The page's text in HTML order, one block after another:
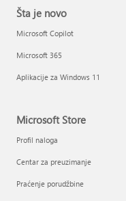
Šta je novo
Microsoft Copilot
Microsoft 365
Aplikacije za Windows 11
Microsoft Store
Profil naloga
Centar za preuzimanje
Praćenje porudžbine